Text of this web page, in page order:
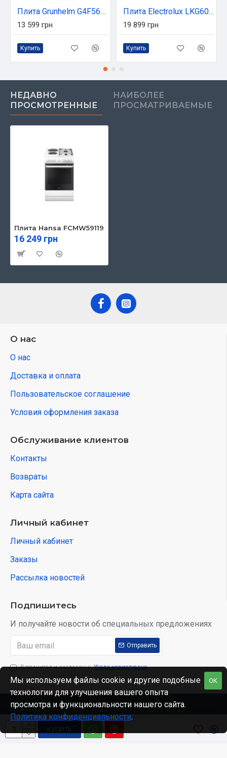
КУПИТЬ
Плита Grunhelm G4F56124B
13 599 грн
Купить
Плита Electrolux LKG604012W
19 899 грн
Купить
НЕДАВНО
ПРОСМОТРЕННЫЕ
НАИБОЛЕЕ
ПРОСМАТРИВАЕМЫЕ
Плита Hansa FCMW59119
16 249 грн
О нас
О нас
Доставка и оплата
Пользовательское соглашение
Условия оформления заказа
Обслуживание клиентов
Контакты
Возвраты
Карта сайта
Личный кабинет
Личный кабинет
Заказы
Рассылка новостей
Подпишитесь
И получайте новости об специальных предложениях
Отправить
Я прочитал и согласен с Угода користувача
© Интернет-магазин www.skidka.ua, 2012-2025.
OK
Мы используем файлы cookie и другие подобные
технологии для улучшения вашего опыта
просмотра и функциональности нашего сайта.
Политика конфиденциальности.